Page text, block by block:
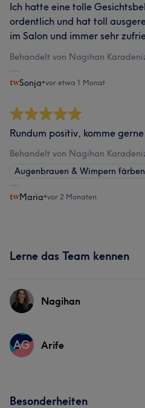
Ich hatte eine tolle
ordentlich und hat toll
im Salon und immer sehr
Behandelt von Nagihan
Sonja•vor etwa 1 Monat
Rundum positiv, komme
Behandelt von Nagihan
Augenbrauen & Wimpern färben
Maria•vor 2 Monaten
Lerne das Team kennen
Nagihan
Services
AG Arife
Besonderheiten